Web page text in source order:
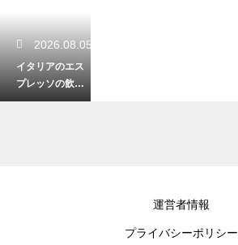
2026.08.05
イタリアのエス
プレッソの飲み
方とマナー！粋
運営者情報
プライバシーポリシー